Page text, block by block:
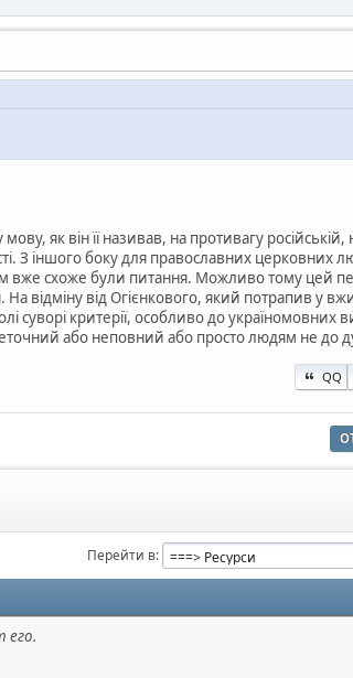
як він її називав, на противагу російській,
З іншого боку для православних церковних
вже схоже були питання. Можливо тому цей
відміну від Огієнкового, який потрапив у
суворі критерії, особливо до україномовних
або неповний або просто людям не до
QQ
Перейти в
его.